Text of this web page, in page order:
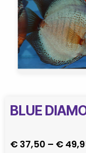
BLUE
€ 37,50 – €